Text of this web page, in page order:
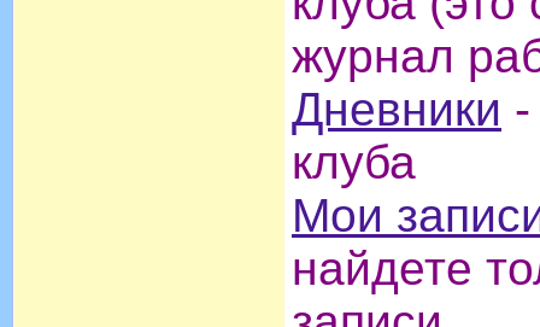
журнал
Дневники
клуба
Мои
найдете